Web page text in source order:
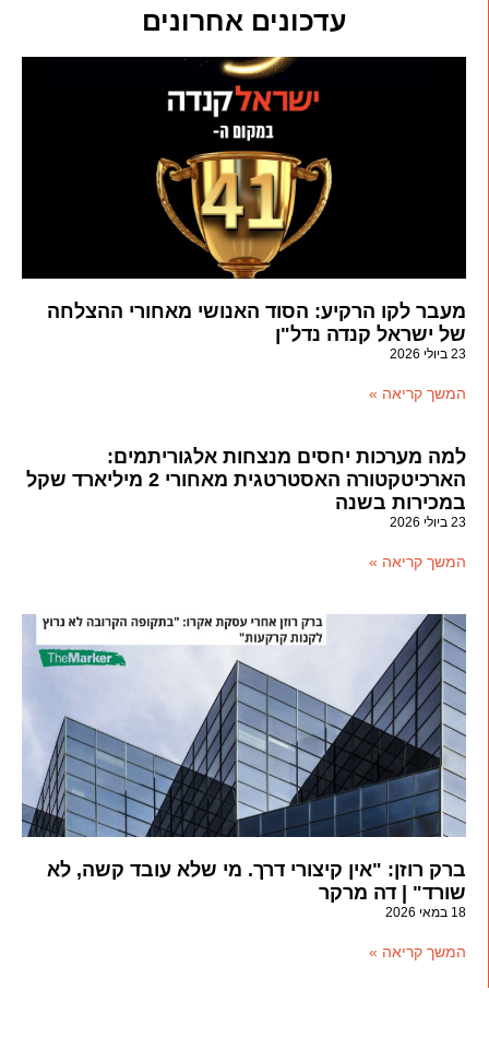
עדכונים אחרונים
מעבר לקו הרקיע: הסוד האנושי מאחורי ההצלחה
של ישראל קנדה נדל"ן
23 ביולי 2026
המשך קריאה »
למה מערכות יחסים מנצחות אלגוריתמים:
הארכיטקטורה האסטרטגית מאחורי 2 מיליארד שקל
במכירות בשנה
23 ביולי 2026
המשך קריאה »
ברק רוזן: "אין קיצורי דרך. מי שלא עובד קשה, לא
שורד" | דה מרקר
18 במאי 2026
המשך קריאה »